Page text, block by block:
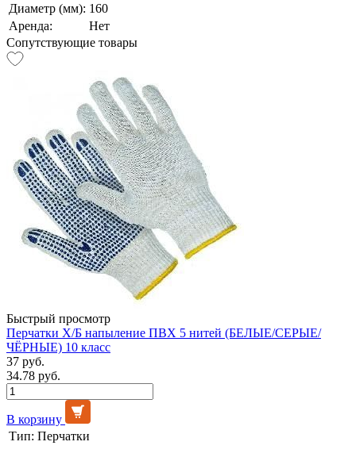
Диаметр (мм): 160
Аренда:
Нет
Сопутствующие товары
Быстрый просмотр
Перчатки Х/Б напыление ПВХ 5 нитей (БЕЛЫЕ/СЕРЫЕ/
ЧЁРНЫЕ) 10 класс
37 руб.
34.78 руб.
В корзину
Тип: Перчатки